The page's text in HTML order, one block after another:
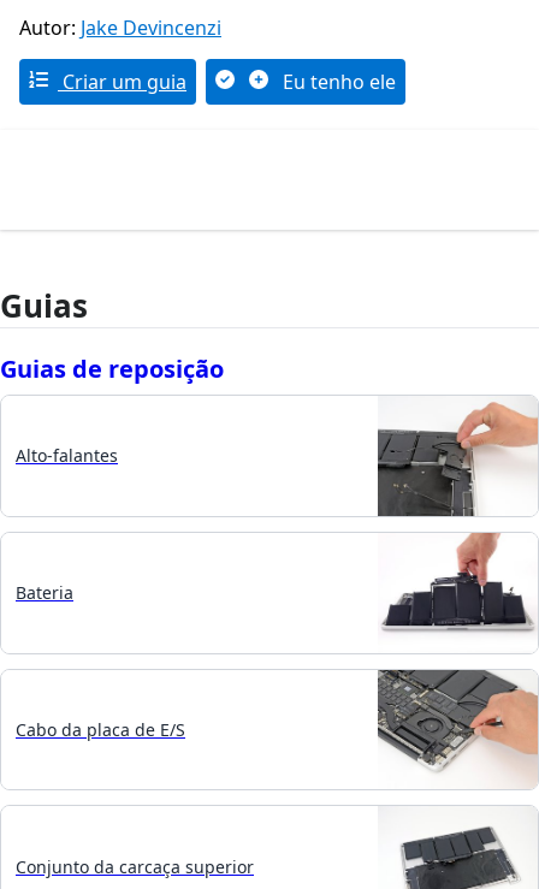
Autor: Jake Devincenzi
Criar um guia Eu tenho ele
Guias
Guias de reposição
Alto-falantes
Bateria
Cabo da placa de E/S
Conjunto da carcaça superior